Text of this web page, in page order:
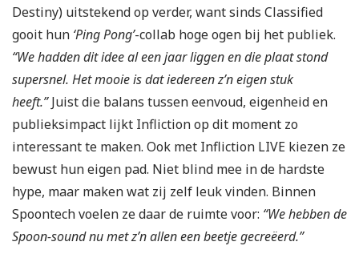
Destiny) uitstekend op verder, want sinds Classified
gooit hun ‘Ping Pong’-collab hoge ogen bij het publiek.
“We hadden dit idee al een jaar liggen en die plaat stond
supersnel. Het mooie is dat iedereen z’n eigen stuk
heeft.”Juist die balans tussen eenvoud, eigenheid en
publieksimpact lijkt Infliction op dit moment zo
interessant te maken. Ook met Infliction LIVE kiezen ze
bewust hun eigen pad. Niet blind mee in de hardste
hype, maar maken wat zij zelf leuk vinden. Binnen
Spoontech voelen ze daar de ruimte voor: “We hebben de
Spoon-sound nu met z’n allen een beetje gecreëerd.”